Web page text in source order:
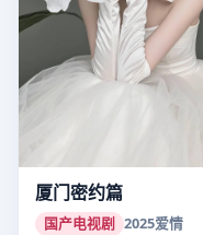
厦门密约篇
国产电视剧 2025爱情